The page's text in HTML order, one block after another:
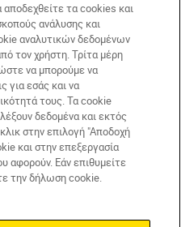
Δήλωση περί απορρήτου
τα cookies και
ανάλυσης και
αναλυτικών δεδομένων
τον χρήστη. Τρίτα μέρη
να μπορούμε να
για εσάς και να
τους. Τα cookie
δεδομένα και εκτός
στην επιλογή "Αποδοχή
και στην επεξεργασία
Εάν επιθυμείτε
την δήλωση cookie.